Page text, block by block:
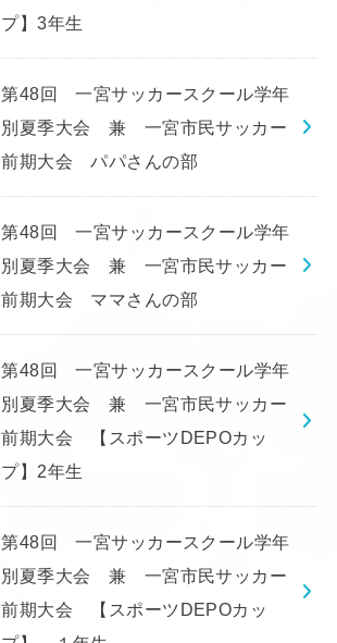
プ】3年生
第48回 一宮サッカースクール学年
別夏季大会 兼 一宮市民サッカー
前期大会 パパさんの部
第48回 一宮サッカースクール学年
別夏季大会 兼 一宮市民サッカー
前期大会 ママさんの部
第48回 一宮サッカースクール学年
別夏季大会 兼 一宮市民サッカー
前期大会 【スポーツDEPOカッ
プ】2年生
第48回 一宮サッカースクール学年
別夏季大会 兼 一宮市民サッカー
前期大会 【スポーツDEPOカッ